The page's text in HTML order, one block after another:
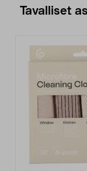
Tavalliset